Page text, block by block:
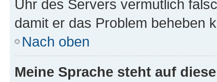
Uhr des Servers vermutlich
damit er das Problem beheben
Nach oben
Meine Sprache steht auf